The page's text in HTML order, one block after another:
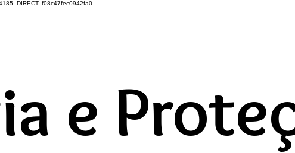
DIRECT, f08c47fec0942fa0
UNIVERSO ATRAVÉS DAS
e